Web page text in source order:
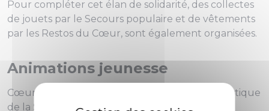
Pour compléter cet élan de solidarité, des collectes
de jouets par le Secours populaire et de vêtements
par les Restos du Cœur, sont également organisées.
Animations jeunesse
Cœur névralgique des festivités, le marché artistique
de la Saint-Nicolas est également le lieu de